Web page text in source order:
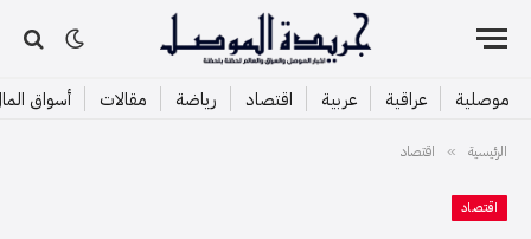
موصلية عراقية عربية اقتصاد رياضة مقالات أسواق
الرئيسية » اقتصاد
اقتصاد